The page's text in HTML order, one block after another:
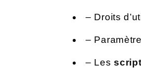
– Droits
–
– Les